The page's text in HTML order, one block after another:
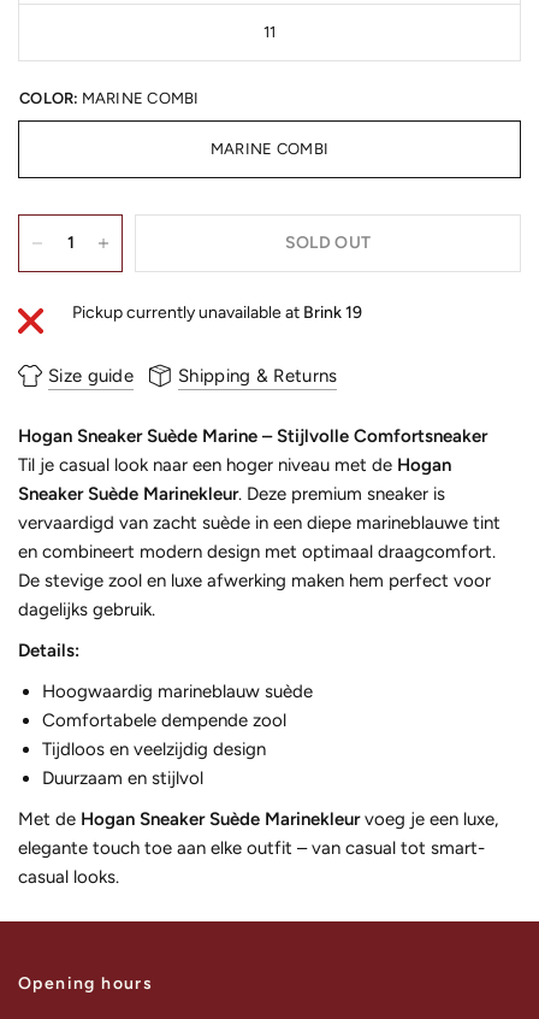
11
COLOR: MARINE COMBI
MARINE COMBI
SOLD OUT
Pickup currently unavailable at Brink 19
Size guide Shipping & Returns
Hogan Sneaker Suède Marine – Stijlvolle Comfortsneaker
Til je casual look naar een hoger niveau met de Hogan
Sneaker Suède Marinekleur. Deze premium sneaker is
vervaardigd van zacht suède in een diepe marineblauwe tint
en combineert modern design met optimaal draagcomfort.
De stevige zool en luxe afwerking maken hem perfect voor
dagelijks gebruik.
Details:
Hoogwaardig marineblauw suède
Comfortabele dempende zool
Tijdloos en veelzijdig design
Duurzaam en stijlvol
Met de Hogan Sneaker Suède Marinekleurvoeg je een luxe,
elegante touch toe aan elke outfit – van casual tot smart-
casual looks.
Opening hours